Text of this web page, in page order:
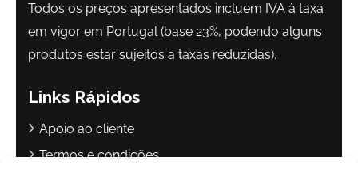
Todos os preços apresentados incluem IVA à taxa
em vigor em Portugal (base 23%, podendo alguns
produtos estar sujeitos a taxas reduzidas).
Links Rápidos
Apoio ao cliente
Termos e condições